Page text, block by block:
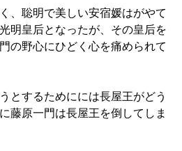
、聡明で美しい安宿媛はがやて
明皇后となったが、その皇后を
の野心にひどく心を痛められて
とするためにには長屋王がどう
藤原一門は長屋王を倒してしま